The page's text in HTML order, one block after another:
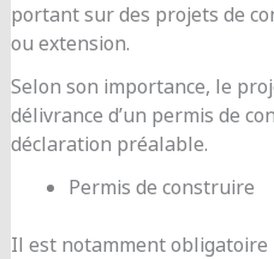
portant sur des projets de
ou extension.
Selon son importance, le
délivrance d’un permis de
déclaration préalable.
Permis de construire
Il est notamment